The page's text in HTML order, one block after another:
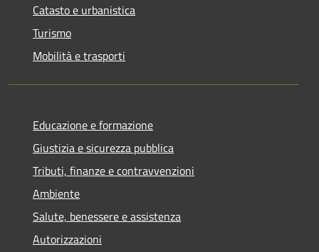
Catasto e urbanistica
Turismo
Mobilità e trasporti
Educazione e formazione
Giustizia e sicurezza pubblica
Tributi, finanze e contravvenzioni
Ambiente
Salute, benessere e assistenza
Autorizzazioni